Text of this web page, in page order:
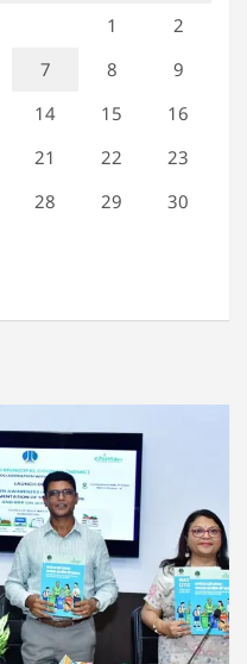
1
2
7 8
9
14 15
16
21 22
23
28 29
30